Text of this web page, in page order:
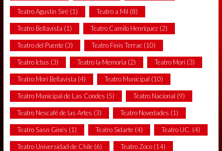
Teatro Agustín Siré(1) Teatro a Mil (8)
Teatro Bellavista (1) Teatro Camilo Henríquez(2)
Teatro del Puente(3) Teatro Finis Terrae(10)
Teatro Ictus (3) Teatro la Memoria (2) Teatro Mori (3)
Teatro Mori Bellavista (4) Teatro Municipal (10)
Teatro Municipal de Las Condes (5) Teatro Nacional (9)
Teatro Nescafé de las Artes (3) Teatro Novedades (1)
Teatro Sasn Ginés (1) Teatro Sidarte(4) Teatro UC. (4)
Teatro Universidad de Chile(6) Teatro Zoco(14)